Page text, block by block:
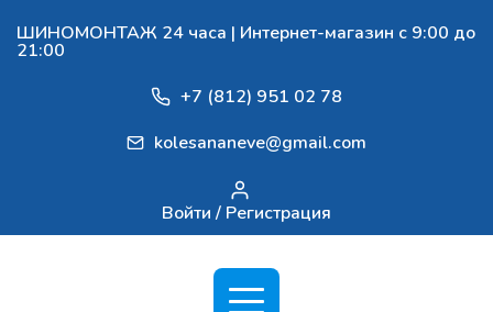
ШИНОМОНТАЖ 24 часа | Интернет-магазин с 9:00 до
21:00
+7 (812) 951 02 78
kolesananeve@gmail.com
Войти / Регистрация